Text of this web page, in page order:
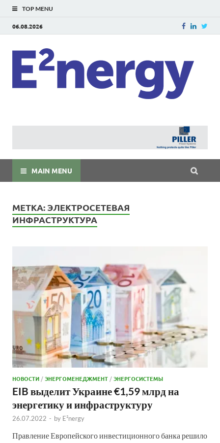
TOP MENU
06.08.2026
MAIN MENU
МЕТКА: ЭЛЕКТРОСЕТЕВАЯ
ИНФРАСТРУКТУРА
НОВОСТИ /ЭНЕРГОМЕНЕДЖМЕНТ /ЭНЕРГОСИСТЕМЫ
EIB выделит Украине €1,59 млрд на
энергетику и инфраструктуру
26.07.2022 - by E²nergy
Правление Европейского инвестиционного банка решило